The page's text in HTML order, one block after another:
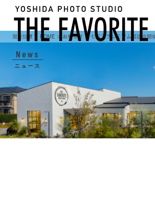
HOME お知らせ 七五三プレミアム相談会開
News
ニュース